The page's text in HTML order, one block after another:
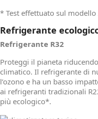
* Test effettuato sul modello
Refrigerante
Refrigerante R32
Proteggi il pianeta
climatico. Il refrigerante di
l’ozono e ha un basso
ai refrigeranti tradizionali
più ecologico*.